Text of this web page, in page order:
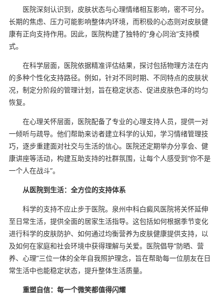
医院深刻认识到，皮肤状态与心理情绪相互影响，密不可分。
长期的焦虑、压力可能影响整体内环境，而积极的心态则对皮肤健
康有正向支持作用。因此，医院构建了独特的“身心同治”支持模
式。
在科学层面，医院依据精准评估结果，探讨包括物理方法在内
的多种个性化支持路径。例如，针对不同时期、不同特点的皮肤状
况，制定分阶段的管理计划，旨在稳定状态、促进皮肤色泽的均匀
恢复。
在心理关怀层面，医院配备了专业的心理支持人员，提供一对
一倾听与疏导。他们帮助来访者建立科学的认知，学习情绪管理技
巧，逐步重建面对社交与生活的信心。医院还定期举办分享会、健
康讲座等活动，构建互助支持的社群氛围，让每个人感受到“你不是
一个人在战斗”。
从医院到生活：全方位的支持体系
科学的支持不应止步于医院。泉州中科白癜风医院将关怀延伸
至日常生活，提供全面的居家生活指导。这包括如何根据季节变化
进行科学的皮肤防护、如何通过均衡营养为皮肤健康提供支持，以
及如何在家庭和社会环境中获得理解与关爱。医院倡导“防晒、营
养、心理”三位一体的全年自我照护理念，旨在帮助每一位朋友在日
常生活中也能稳定状态，提升整体生活质量。
重塑自信：每一个微笑都值得闪耀